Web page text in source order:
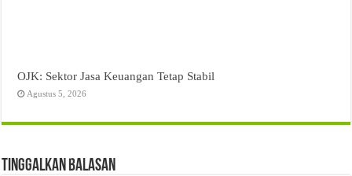
OJK: Sektor Jasa Keuangan Tetap Stabil
Agustus 5, 2026
Tinggalkan Balasan